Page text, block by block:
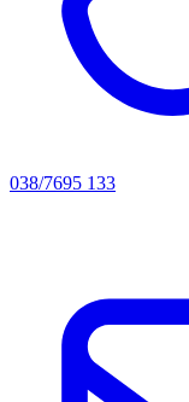
038/7695 133